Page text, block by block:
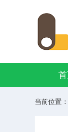
当前位置：